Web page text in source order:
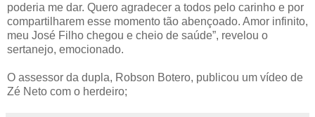
poderia me dar. Quero agradecer a todos pelo carinho e por
compartilharem esse momento tão abençoado. Amor infinito,
meu José Filho chegou e cheio de saúde”, revelou o
sertanejo, emocionado.
O assessor da dupla, Robson Botero, publicou um vídeo de
Zé Neto com o herdeiro;